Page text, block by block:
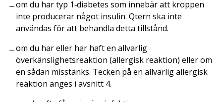
om du har typ 1‑diabetes som innebär att kroppen
inte producerar något insulin. Qtern ska inte
användas för att behandla detta tillstånd.
om du har eller har haft en allvarlig
överkänslighetsreaktion (allergisk reaktion) eller om
en sådan misstänks. Tecken på en allvarlig allergisk
reaktion anges i avsnitt 4.